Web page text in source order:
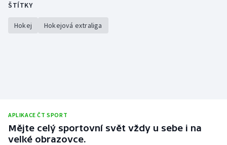
Volejbal
ŠTÍTKY
Hokej Hokejová extraliga
APLIKACE ČT SPORT
Mějte celý sportovní svět vždy u sebe i na
velké obrazovce.